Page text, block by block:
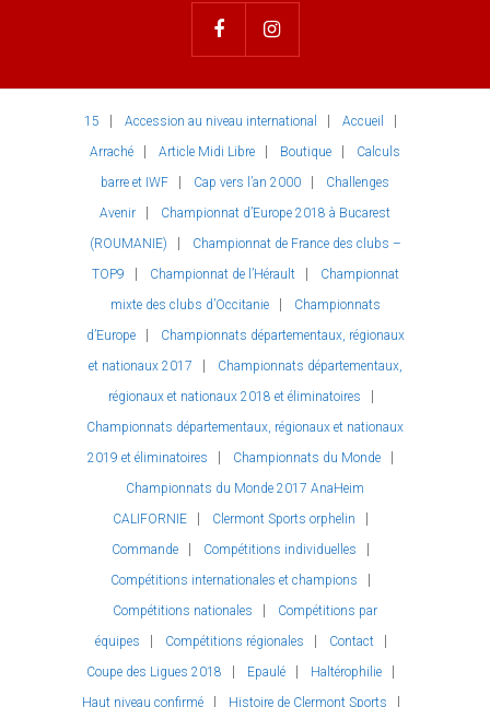
15 Accession au niveau international
Accueil
Arraché
Article Midi Libre Boutique
Calculs
barre et IWF
Cap vers l’an 2000
Challenges
Avenir
Championnat d’Europe 2018 à Bucarest
(ROUMANIE)
Championnat de France des clubs –
TOP9
Championnat de l’Hérault
Championnat
mixte des clubs d’Occitanie
Championnats
d’Europe
Championnats départementaux, régionaux
et nationaux 2017
Championnats départementaux,
régionaux et nationaux 2018 et éliminatoires
Championnats départementaux, régionaux et nationaux
2019 et éliminatoires
Championnats du Monde
Championnats du Monde 2017 AnaHeim
CALIFORNIE
Clermont Sports orphelin
Commande
Compétitions individuelles
Compétitions internationales et champions
Compétitions nationales
Compétitions par
équipes
Compétitions régionales
Contact
Coupe des Ligues 2018
Epaulé
Haltérophilie
Haut niveau confirmé
Histoire de Clermont Sports